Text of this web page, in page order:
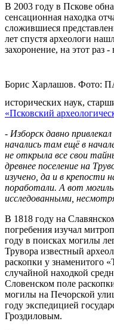
В 2003 году в Пскове
сенсационная находка
сложившиеся
лет спустя археологи
захоронение, на этот раз -
Борис Харлашов. Фото:
исторических наук,
«Псковский
- Изборск давно
начались там ещё в
не открыла все свои
древнее поселение на
изучено, да и в крепости
поработали. А вот
исследованными,
В 1818 году на
погребения изучал
году в поисках могилы
Трувора известный
раскопки у знаменитого
случайной находкой
Словенском поле
могилы на Печорской
году экспедицией
Гроздиловым.